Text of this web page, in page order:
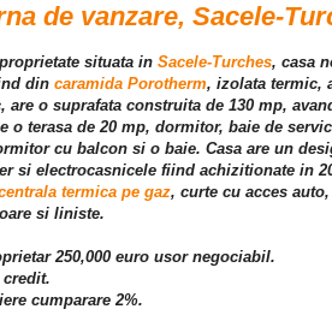
de vanzare, Sacele-
situata in Sacele-Turches, casa
din caramida Porotherm, izolata termic,
are o suprafata construita de 130 mp,
o terasa de 20 mp, dormitor, baie de
cu balcon si o baie. Casa are un
si electrocasnicele fiind achizitionate in
termica pe gaz, curte cu acces
si liniste.
250,000 euro usor negociabil.
credit.
cumparare 2%.